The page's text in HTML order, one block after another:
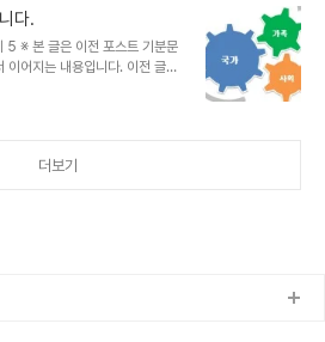
작용에 용이합니다. 또한 연결하
도와줍니다. 그중 하나가 작년
것이 소셜댓글창입니다. 그리고
있는 건 바로 디스커스
을 개발하여 보급하고 있는
다.
5 ※ 본 글은 이전 포스트 기분문
어지는 내용입니다. 이전 글을
이전 포스트를 먼저 읽어보시
는 점 입니다. 특히 종교의 기치를
더보기